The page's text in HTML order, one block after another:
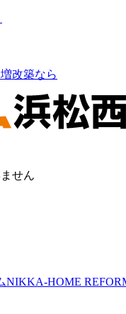
改築なら
せん
NIKKA-HOME